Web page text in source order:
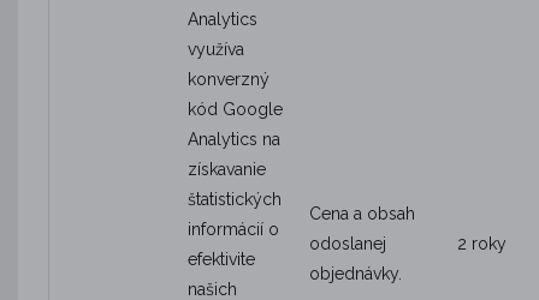
Analytics
využíva
konverzný
kód Google
Analytics na
získavanie
štatistických
informácií o
efektivite
našich
Cena a obsah
odoslanej
objednávky.
2 roky